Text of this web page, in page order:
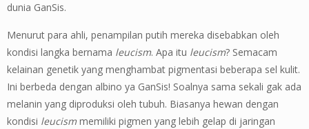
dunia GanSis.
Menurut para ahli, penampilan putih mereka disebabkan oleh
kondisi langka bernama leucism. Apa itu leucism? Semacam
kelainan genetik yang menghambat pigmentasi beberapa sel kulit.
Ini berbeda dengan albino ya GanSis! Soalnya sama sekali gak ada
melanin yang diproduksi oleh tubuh. Biasanya hewan dengan
kondisi leucism memiliki pigmen yang lebih gelap di jaringan